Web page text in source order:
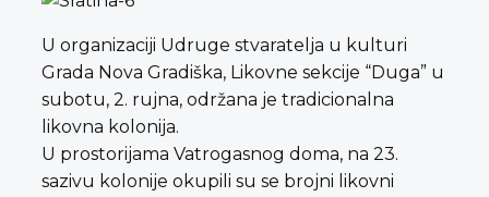
U organizaciji Udruge stvaratelja u kulturi
Grada Nova Gradiška, Likovne sekcije “Duga” u
subotu, 2. rujna, održana je tradicionalna
likovna kolonija.
U prostorijama Vatrogasnog doma, na 23.
sazivu kolonije okupili su se brojni likovni